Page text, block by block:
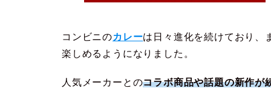
コンビニのカレーは日々進化を続けており、
楽しめるようになりました。
人気メーカーとのコラボ商品や話題の新作が